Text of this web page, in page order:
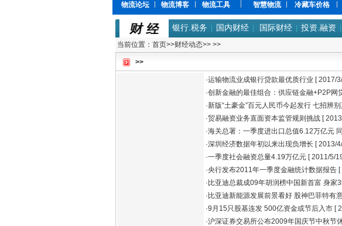
物流论坛
物流博客 物流工具
智慧物流
冷藏车价格
银行.税务 国内财经 国际财经 投资.融资
当前位置： 首页>>财经动态>> >>
>>
·运输物流业成银行贷款最优质行业 [ 2017/
·创新金融的最佳组合：供应链金融+P2P网
·新版“土豪金”百元人民币今起发行 七招辨
·贸易融资业务直面资本监管规则挑战 [
·海关总署：一季度进出口总值6.12万亿元
·深圳经济数据年初以来出现负增长 [ 2013/
·一季度社会融资总量4.19万亿元 [ 2011/5/
·央行发布2011年一季度金融统计数据报告
· 比亚迪总裁成09年胡润榜中国新首富 身家
· 比亚迪新能源发展前景看好 股神巴菲特有
·9月15只股基连发 500亿资金或节后入市 [
·沪深证券交易所公布2009年国庆节中秋节